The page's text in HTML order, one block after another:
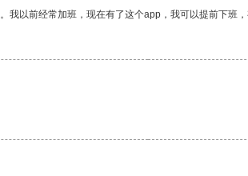
以前经常加班，现在有了这个app，我可以提前下班，